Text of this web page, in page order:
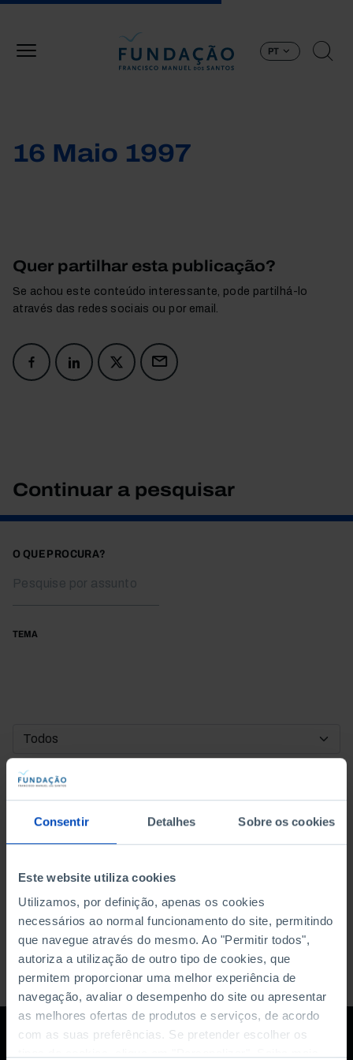
Consentir Detalhes Sobre os cookies
Este website utiliza cookies
Utilizamos, por definição, apenas os cookies
necessários ao normal funcionamento do site, permitindo
que navegue através do mesmo. Ao "Permitir todos",
autoriza a utilização de outro tipo de cookies, que
permitem proporcionar uma melhor experiência de
navegação, avaliar o desempenho do site ou apresentar
as melhores ofertas de produtos e serviços, de acordo
com as suas preferências. Se pretender escolher os
PT
16 Maio 1997
Quer partilhar esta publicação?
Se achou este conteúdo interessante, pode partilhá-lo
através das redes sociais ou por email.
Continuar a pesquisar
O QUE PROCURA?
TEMA
DATA DE INÍCIO
DATA DE FIM